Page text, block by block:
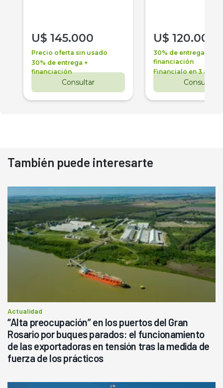
U$ 145.000
Precio oferta sin usado
30% de entrega +
financiación
Consultar
U$ 120.000
30% de entrega +
financiación
Financialo en 3 años
Consultar
También puede interesarte
Actualidad
“Alta preocupación” en los puertos del Gran
Rosario por buques parados: el funcionamiento
de las exportadoras en tensión tras la medida de
fuerza de los prácticos